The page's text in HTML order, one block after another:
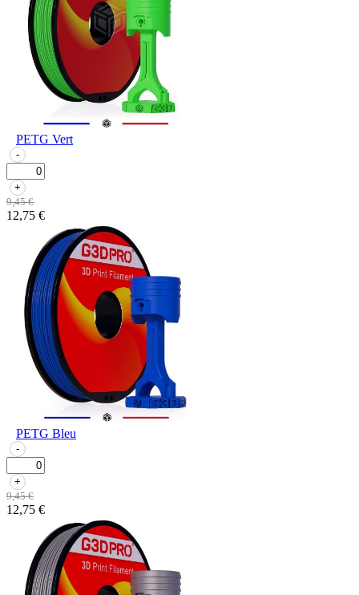
PETG Vert
-
+
9,45 €
12,75 €
PETG Bleu
-
+
9,45 €
12,75 €